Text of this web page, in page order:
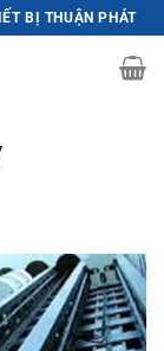
BỊ THUẬN PHÁT